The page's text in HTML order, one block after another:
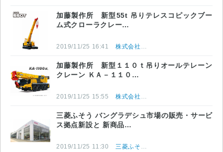
加藤製作所 新型55t 吊りテレスコピックブー
ム式クローラクレー…
2019/11/25 16:41 株式会社加藤製作所
加藤製作所 新型１１０ｔ吊りオールテレーン
クレーン ＫＡ－１１０…
2019/11/25 15:55 株式会社加藤製作所
三菱ふそう バングラデシュ市場の販売・サービ
ス拠点新設と 新商品…
2019/11/25 11:30 三菱ふそうトラック・バス株式会社